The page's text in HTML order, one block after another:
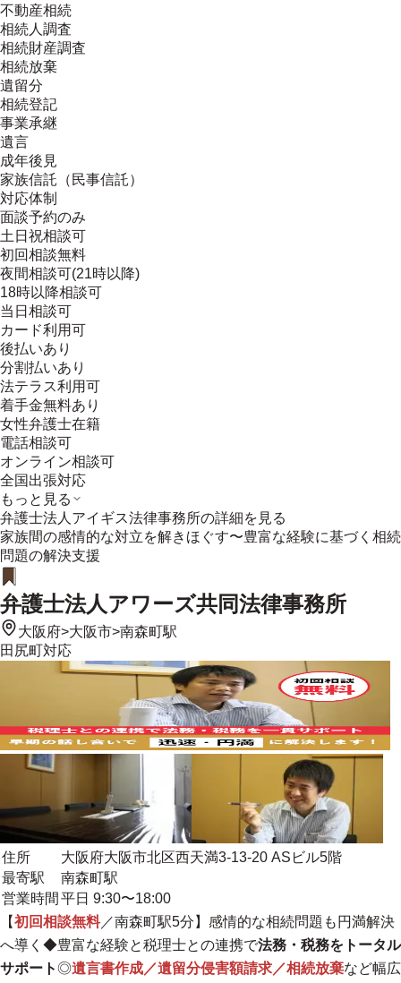
不動産相続
相続人調査
相続財産調査
相続放棄
遺留分
相続登記
事業承継
遺言
成年後見
家族信託（民事信託）
対応体制
面談予約のみ
土日祝相談可
初回相談無料
夜間相談可(21時以降)
18時以降相談可
当日相談可
カード利用可
後払いあり
分割払いあり
法テラス利用可
着手金無料あり
女性弁護士在籍
電話相談可
オンライン相談可
全国出張対応
もっと見る
弁護士法人アイギス法律事務所の詳細を見る
家族間の感情的な対立を解きほぐす〜豊富な経験に基づく相続
問題の解決支援
弁護士法人アワーズ共同法律事務所
大阪府>大阪市>南森町駅
田尻町対応
住所
大阪府大阪市北区西天満3-13-20 ASビル5階
最寄駅
南森町駅
営業時間 平日 9:30〜18:00
【初回相談無料／南森町駅5分】感情的な相続問題も円満解決
へ導く◆豊富な経験と税理士との連携で法務・税務をトータル
サポート◎遺言書作成／遺留分侵害額請求／相続放棄など幅広